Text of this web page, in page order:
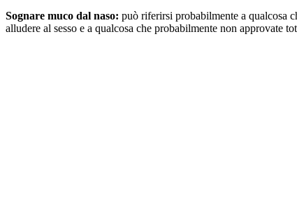
Sognare muco dal naso: può riferirsi probabilmente a qualcosa
alludere al sesso e a qualcosa che probabilmente non approvate